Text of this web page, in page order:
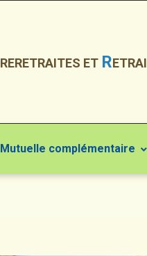
RERETRAITES ET R
Mutuelle complémentaire